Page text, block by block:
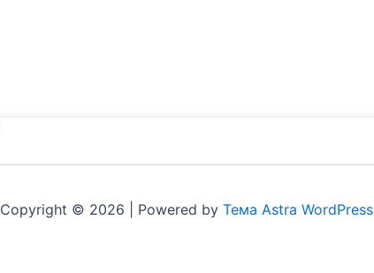
Copyright © 2026 | Powered by Тема Astra WordPress